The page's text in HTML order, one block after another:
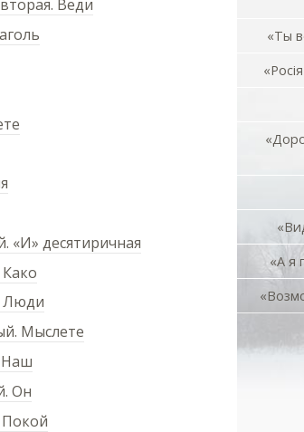
Веди
«И» десятиричная
Люди
Мыслете
Наш
Он
«Ты
«А я